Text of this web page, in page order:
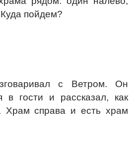
пойдем?
с Ветром. Он
в гости и рассказал, как
Храм справа и есть храм